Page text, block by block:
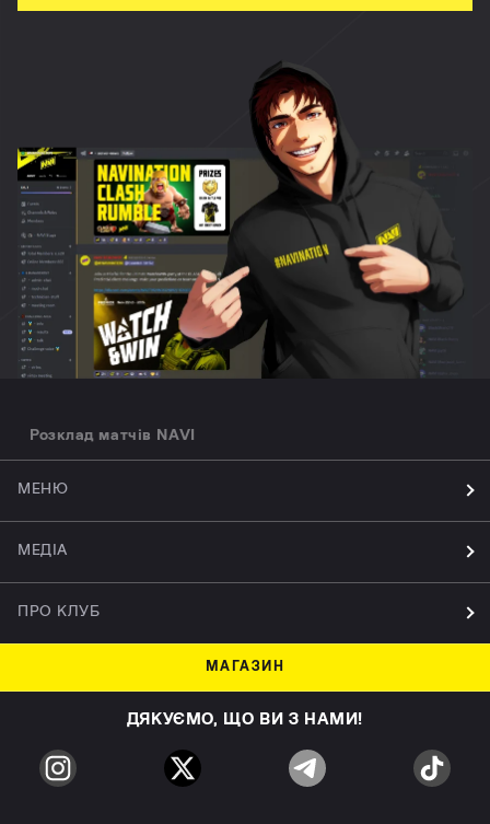
Розклад матчів NAVI
МЕНЮ
МЕДІА
ПРО КЛУБ
МАГАЗИН
ДЯКУЄМО, ЩО ВИ З НАМИ!